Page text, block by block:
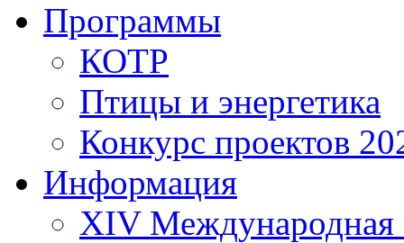
Программы
КОТР
Птицы и энергетика
Конкурс проектов
Информация
XIV Международная